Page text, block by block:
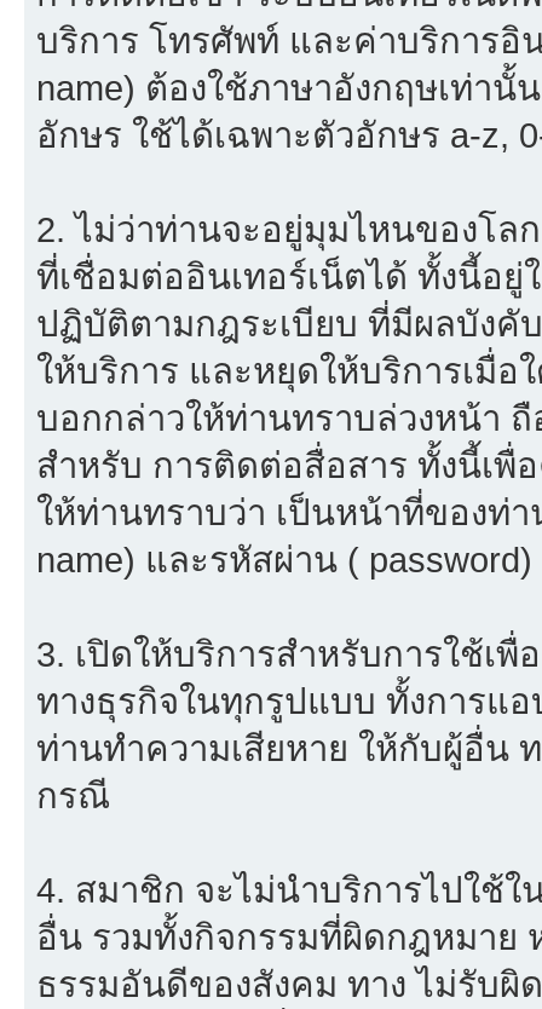
บริการ โทรศัพท์ และค่าบริการอิ
name) ต้องใช้ภาษาอังกฤษเท่านั้
อักษร ใช้ได้เฉพาะตัวอักษร a-z,
2. ไม่ว่าท่านจะอยู่มุมไหนของโล
ที่เชื่อมต่ออินเทอร์เน็ตได้ ทั้งนี้อ
ปฏิบัติตามกฎระเบียบ ที่มีผลบังคั
ให้บริการ และหยุดให้บริการเมื่
บอกกล่าวให้ท่านทราบล่วงหน้า
สำหรับ การติดต่อสื่อสาร ทั้งนี้เพื่
ให้ท่านทราบว่า เป็นหน้าที่ของท่
name) และรหัสผ่าน (
3. เปิดให้บริการสำหรับการใช้เ
ทางธุรกิจในทุกรูปแบบ ทั้งการแ
ท่านทำความเสียหาย ให้กับผู้อื่น
กรณี
4. สมาชิก จะไม่นำบริการไปใช้
อื่น รวมทั้งกิจกรรมที่ผิดกฎหมาย
ธรรมอันดีของสังคม ทาง ไม่รับผิ